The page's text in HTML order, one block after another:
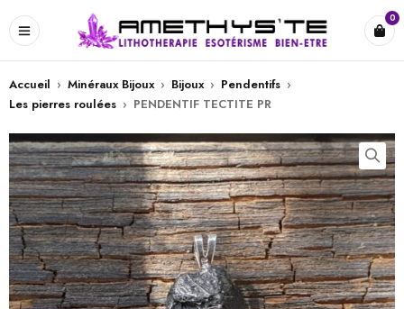
0
Accueil › Minéraux Bijoux › Bijoux › Pendentifs ›
Les pierres roulées › PENDENTIF TECTITE PR